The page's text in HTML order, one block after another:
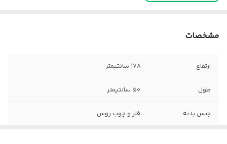
مشخصات
ارتفاع ۱۷8 سانتیمتر
طول 50 سانتیمتر
جنس بدنه فلز و چوب روس